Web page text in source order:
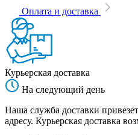
Оплата и доставка
Курьерская доставка
На следующий день
Наша служба доставки
адресу. Курьерская доставка